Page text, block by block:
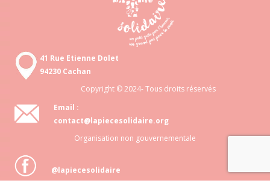
41 Rue Etienne Dolet
94230 Cachan
Copyright © 2024- Tous droits réservés
Email :
contact@lapiecesolidaire.org
Organisation non gouvernementale
@lapiecesolidaire